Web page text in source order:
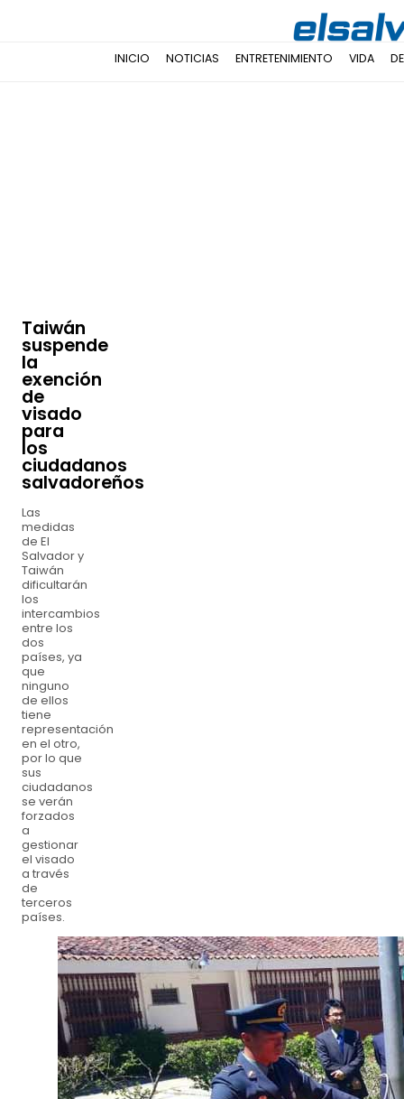
INICIO NOTICIAS ENTRETENIMIENTO VIDA
Taiwán
suspende
la
exención
de
visado
para
los
ciudadanos
salvadoreños
Las
medidas
de El
Salvador y
Taiwán
dificultarán
los
intercambios
entre los
dos
países, ya
que
ninguno
de ellos
tiene
representación
en el otro,
por lo que
sus
ciudadanos
se verán
forzados
a
gestionar
el visado
a través
de
terceros
países.